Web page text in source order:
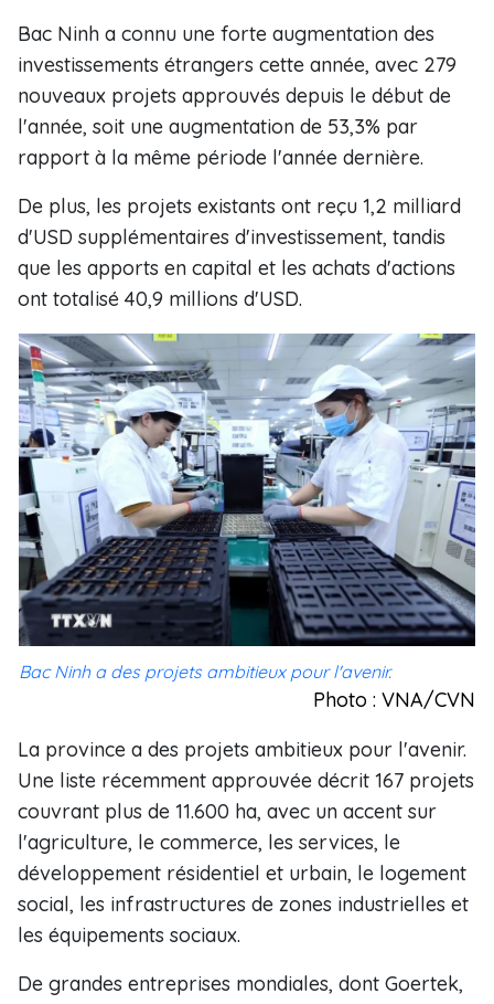
Bac Ninh a connu une forte augmentation des
investissements étrangers cette année, avec 279
nouveaux projets approuvés depuis le début de
l'année, soit une augmentation de 53,3% par
rapport à la même période l'année dernière.
De plus, les projets existants ont reçu 1,2 milliard
d'USD supplémentaires d'investissement, tandis
que les apports en capital et les achats d'actions
ont totalisé 40,9 millions d'USD.
Bac Ninh a des projets ambitieux pour l'avenir.
Photo : VNA/CVN
La province a des projets ambitieux pour l'avenir.
Une liste récemment approuvée décrit 167 projets
couvrant plus de 11.600 ha, avec un accent sur
l'agriculture, le commerce, les services, le
développement résidentiel et urbain, le logement
social, les infrastructures de zones industrielles et
les équipements sociaux.
De grandes entreprises mondiales, dont Goertek,